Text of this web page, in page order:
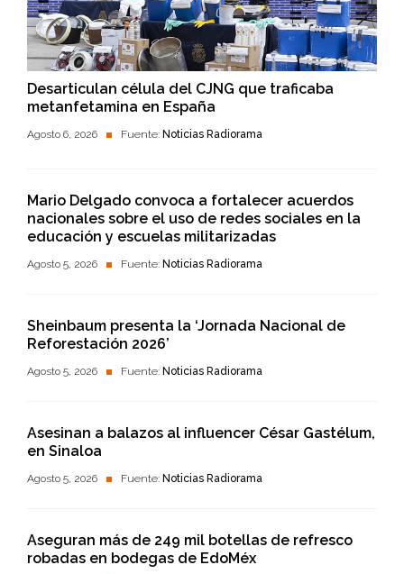
Desarticulan célula del CJNG que traficaba
metanfetamina en España
Agosto 6, 2026 Fuente: Noticias Radiorama
Mario Delgado convoca a fortalecer acuerdos
nacionales sobre el uso de redes sociales en la
educación y escuelas militarizadas
Agosto 5, 2026 Fuente: Noticias Radiorama
Sheinbaum presenta la ‘Jornada Nacional de
Reforestación 2026’
Agosto 5, 2026 Fuente: Noticias Radiorama
Asesinan a balazos al influencer César Gastélum,
en Sinaloa
Agosto 5, 2026 Fuente: Noticias Radiorama
Aseguran más de 249 mil botellas de refresco
robadas en bodegas de EdoMéx